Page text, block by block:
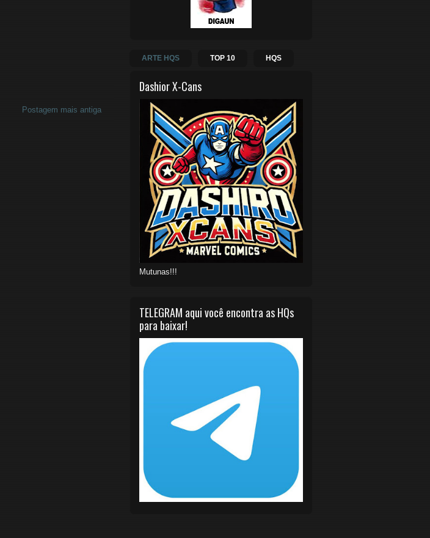
Postagem mais antiga
ARTE HQS TOP 10 HQS
Dashior X-Cans
Mutunas!!!
TELEGRAM aqui você encontra as HQs
para baixar!